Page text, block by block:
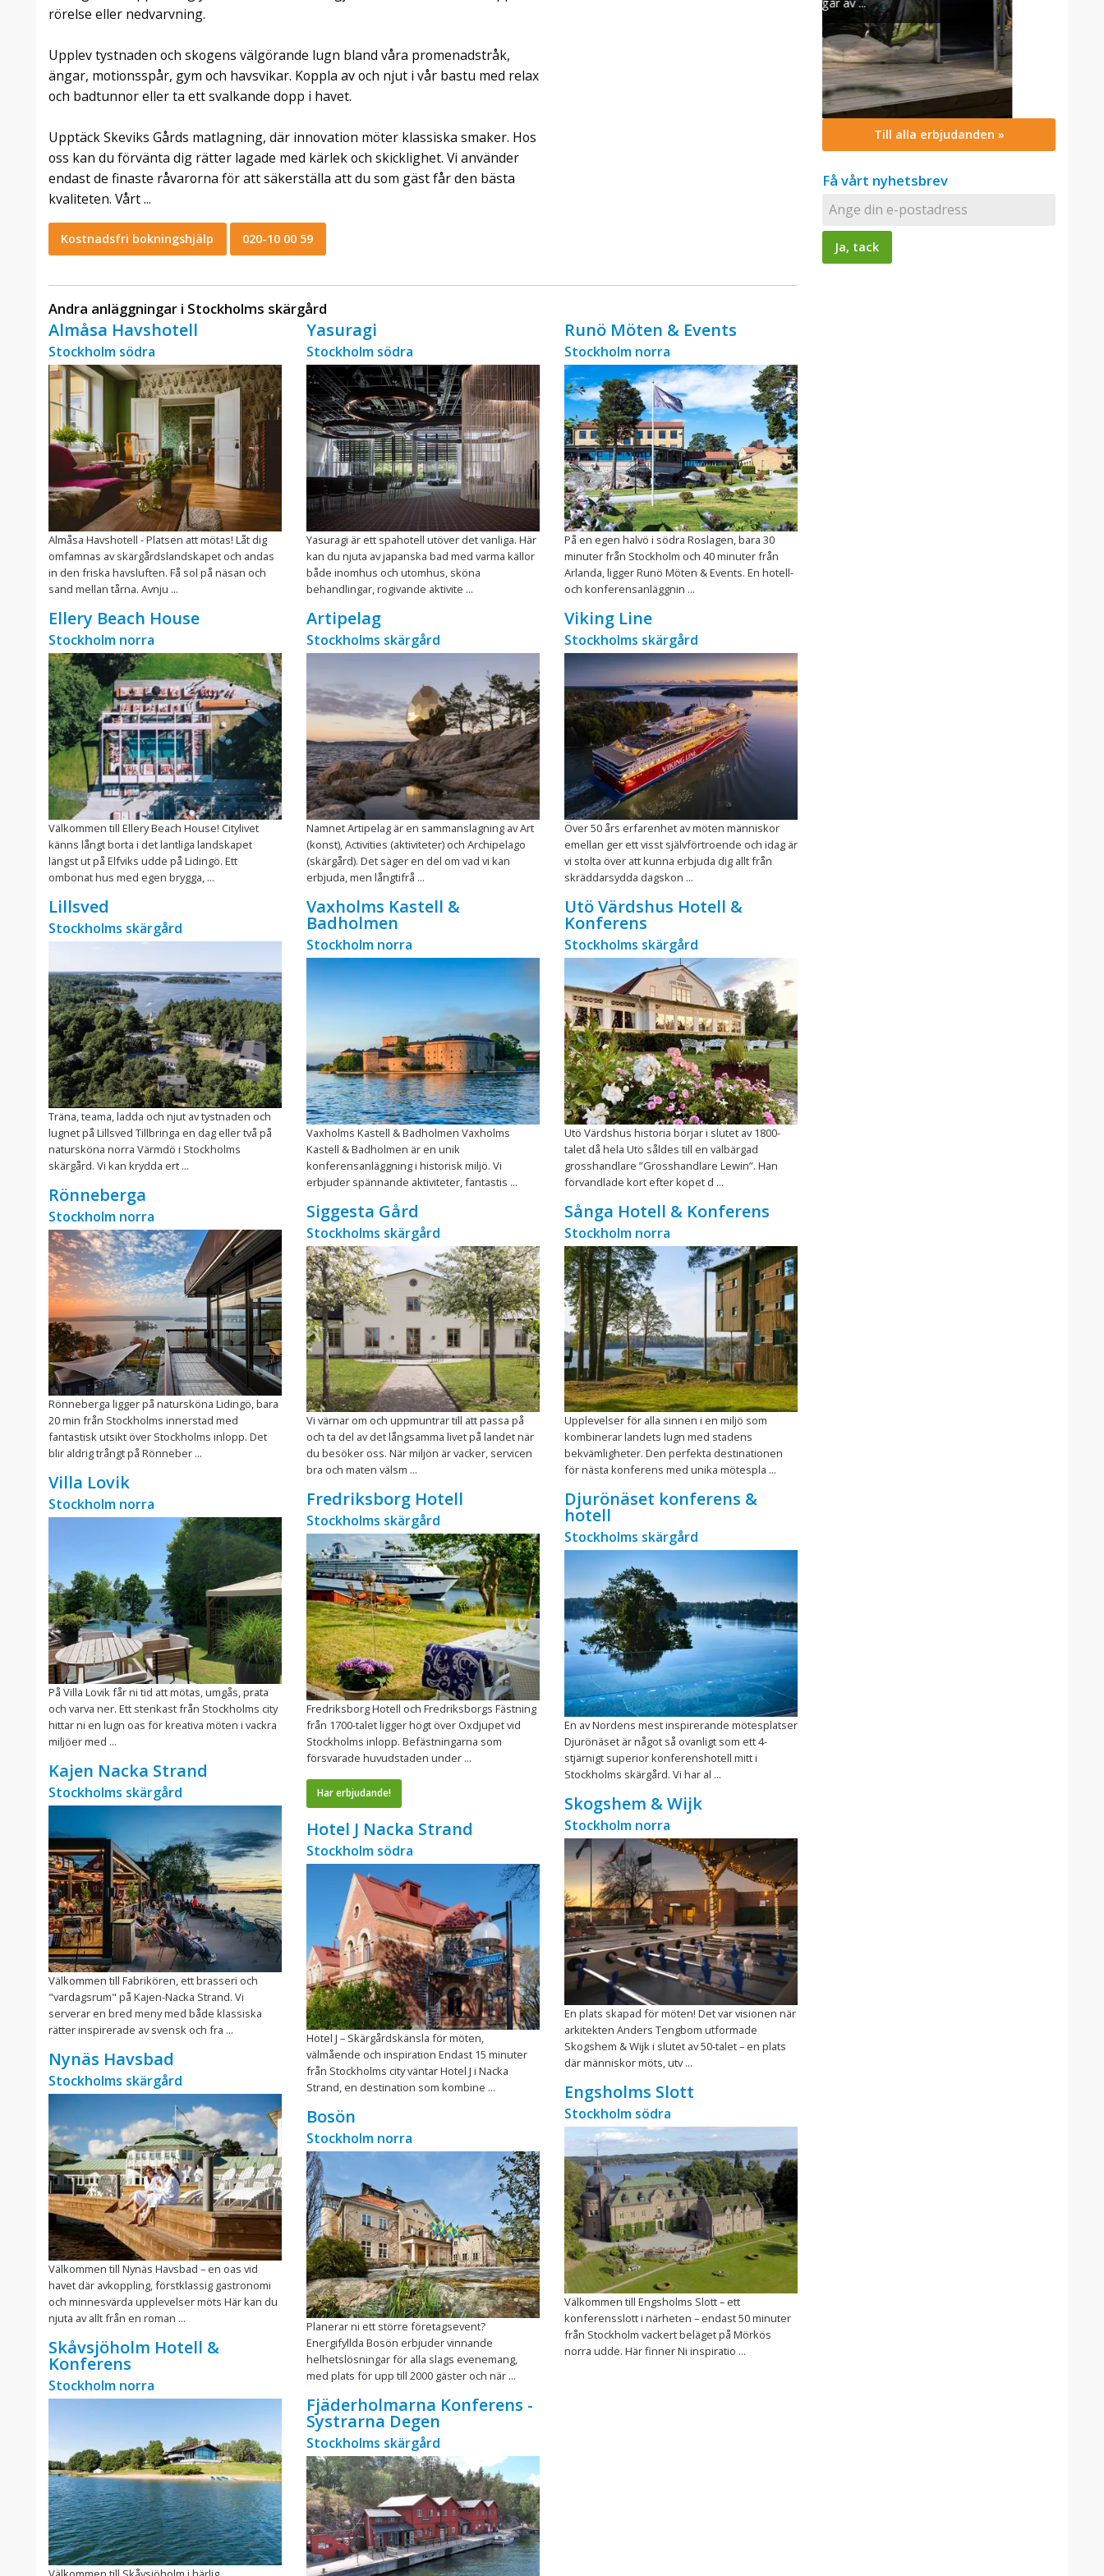
rörelse eller nedvarvning.
Upplev tystnaden och skogens välgörande lugn bland våra promenadstråk,
ängar, motionsspår, gym och havsvikar. Koppla av och njut i vår bastu med relax
och badtunnor eller ta ett svalkande dopp i havet.
Upptäck Skeviks Gårds matlagning, där innovation möter klassiska smaker. Hos
oss kan du förvänta dig rätter lagade med kärlek och skicklighet. Vi använder
endast de finaste råvarorna för att säkerställa att du som gäst får den bästa
kvaliteten. Vårt ...
Kostnadsfri bokningshjälp 020-10 00 59
Andra anläggningar i Stockholms skärgård
Almåsa Havshotell
Stockholm södra
Almåsa Havshotell - Platsen att mötas! Låt dig
omfamnas av skärgårdslandskapet och andas
in den friska havsluften. Få sol på näsan och
sand mellan tårna. Avnju ...
Ellery Beach House
Stockholm norra
Välkommen till Ellery Beach House! Citylivet
känns långt borta i det lantliga landskapet
längst ut på Elfviks udde på Lidingö. Ett
ombonat hus med egen brygga, ...
Lillsved
Stockholms skärgård
Träna, teama, ladda och njut av tystnaden och
lugnet på Lillsved Tillbringa en dag eller två på
natursköna norra Värmdö i Stockholms
skärgård. Vi kan krydda ert ...
Rönneberga
Stockholm norra
Rönneberga ligger på natursköna Lidingö, bara
20 min från Stockholms innerstad med
fantastisk utsikt över Stockholms inlopp. Det
blir aldrig trångt på Rönneber ...
Villa Lovik
Stockholm norra
På Villa Lovik får ni tid att mötas, umgås, prata
och varva ner. Ett stenkast från Stockholms city
hittar ni en lugn oas för kreativa möten i vackra
miljöer med ...
Kajen Nacka Strand
Stockholms skärgård
Välkommen till Fabrikören, ett brasseri och
"vardagsrum" på Kajen-Nacka Strand. Vi
serverar en bred meny med både klassiska
rätter inspirerade av svensk och fra ...
Nynäs Havsbad
Stockholms skärgård
Välkommen till Nynäs Havsbad – en oas vid
havet där avkoppling, förstklassig gastronomi
och minnesvärda upplevelser möts Här kan du
njuta av allt från en roman ...
Skåvsjöholm Hotell &
Konferens
Stockholm norra
Yasuragi
Stockholm södra
Yasuragi är ett spahotell utöver det vanliga. Här
kan du njuta av japanska bad med varma källor
både inomhus och utomhus, sköna
behandlingar, rogivande aktivite ...
Artipelag
Stockholms skärgård
Namnet Artipelag är en sammanslagning av Art
(konst), Activities (aktiviteter) och Archipelago
(skärgård). Det säger en del om vad vi kan
erbjuda, men långtifrå ...
Vaxholms Kastell &
Badholmen
Stockholm norra
Vaxholms Kastell & Badholmen Vaxholms
Kastell & Badholmen är en unik
konferensanläggning i historisk miljö. Vi
erbjuder spännande aktiviteter, fantastis ...
Siggesta Gård
Stockholms skärgård
Vi värnar om och uppmuntrar till att passa på
och ta del av det långsamma livet på landet när
du besöker oss. När miljön är vacker, servicen
bra och maten välsm ...
Fredriksborg Hotell
Stockholms skärgård
Fredriksborg Hotell och Fredriksborgs Fästning
från 1700-talet ligger högt över Oxdjupet vid
Stockholms inlopp. Befästningarna som
försvarade huvudstaden under ...
Har erbjudande!
Hotel J Nacka Strand
Stockholm södra
Hotel J – Skärgårdskänsla för möten,
välmående och inspiration Endast 15 minuter
från Stockholms city väntar Hotel J i Nacka
Strand, en destination som kombine ...
Bosön
Stockholm norra
Planerar ni ett större företagsevent?
Energifyllda Bosön erbjuder vinnande
helhetslösningar för alla slags evenemang,
med plats för upp till 2000 gäster och när ...
Fjäderholmarna Konferens -
Systrarna Degen
Stockholms skärgård
Runö Möten & Events
Stockholm norra
På en egen halvö i södra Roslagen, bara 30
minuter från Stockholm och 40 minuter från
Arlanda, ligger Runö Möten & Events. En hotell-
och konferensanläggnin ...
Viking Line
Stockholms skärgård
Över 50 års erfarenhet av möten människor
emellan ger ett visst självförtroende och idag är
vi stolta över att kunna erbjuda dig allt från
skräddarsydda dagskon ...
Utö Värdshus Hotell &
Konferens
Stockholms skärgård
Utö Värdshus historia börjar i slutet av 1800-
talet då hela Utö såldes till en välbärgad
grosshandlare ”Grosshandlare Lewin”. Han
förvandlade kort efter köpet d ...
Sånga Hotell & Konferens
Stockholm norra
Upplevelser för alla sinnen i en miljö som
kombinerar landets lugn med stadens
bekvämligheter. Den perfekta destinationen
för nästa konferens med unika mötespla ...
Djurönäset konferens &
hotell
Stockholms skärgård
En av Nordens mest inspirerande mötesplatser
Djurönäset är något så ovanligt som ett 4-
stjärnigt superior konferenshotell mitt i
Stockholms skärgård. Vi har al ...
Skogshem & Wijk
Stockholm norra
En plats skapad för möten! Det var visionen när
arkitekten Anders Tengbom utformade
Skogshem & Wijk i slutet av 50-talet – en plats
där människor möts, utv ...
Engsholms Slott
Stockholm södra
Välkommen till Engsholms Slott – ett
konferensslott i närheten – endast 50 minuter
från Stockholm vackert beläget på Mörkös
norra udde. Här finner Ni inspiratio ...
Till alla erbjudanden »
Få vårt nyhetsbrev